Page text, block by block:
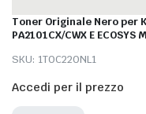
Toner Originale Nero per
PA2101CX/CWX E ECOSYS
SKU: 1T0C220NL1
Accedi per il prezzo